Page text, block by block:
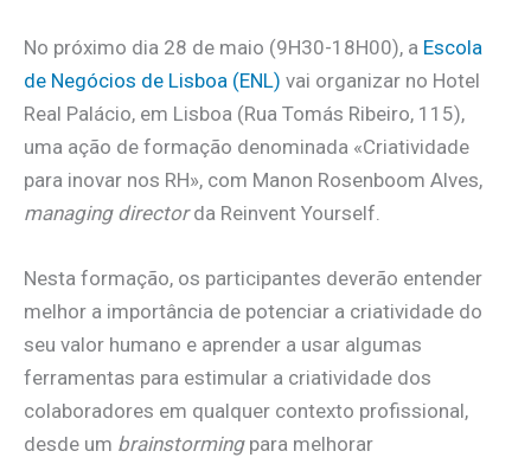
No próximo dia 28 de maio (9H30-18H00), a Escola
de Negócios de Lisboa (ENL) vai organizar no Hotel
Real Palácio, em Lisboa (Rua Tomás Ribeiro, 115),
uma ação de formação denominada «Criatividade
para inovar nos RH», com Manon Rosenboom Alves,
managing directorda Reinvent Yourself.
Nesta formação, os participantes deverão entender
melhor a importância de potenciar a criatividade do
seu valor humano e aprender a usar algumas
ferramentas para estimular a criatividade dos
colaboradores em qualquer contexto profissional,
desde um brainstormingpara melhorar